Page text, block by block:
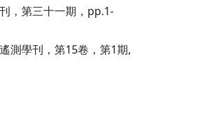
，第三十一期，pp.1-
測學刊，第15卷，第1期,